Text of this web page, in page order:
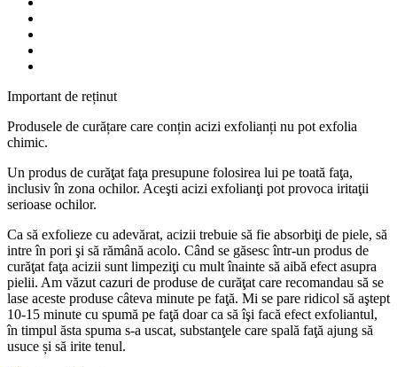
Important de reținut
Produsele de curățare care conțin acizi exfolianți nu pot exfolia
chimic.
Un produs de curăţat faţa presupune folosirea lui pe toată faţa,
inclusiv în zona ochilor. Aceşti acizi exfolianţi pot provoca iritaţii
serioase ochilor.
Ca să exfolieze cu adevărat, acizii trebuie să fie absorbiţi de piele, să
intre în pori şi să rămână acolo. Când se găsesc într-un produs de
curăţat faţa acizii sunt limpeziţi cu mult înainte să aibă efect asupra
pielii. Am văzut cazuri de produse de curăţat care recomandau să se
lase aceste produse câteva minute pe faţă. Mi se pare ridicol să aştept
10-15 minute cu spumă pe faţă doar ca să îşi facă efect exfoliantul,
în timpul ăsta spuma s-a uscat, substanţele care spală faţă ajung să
usuce și să irite tenul.